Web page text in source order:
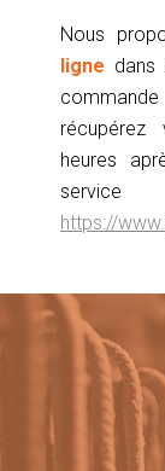
Nous
ligne dans
heures
https://